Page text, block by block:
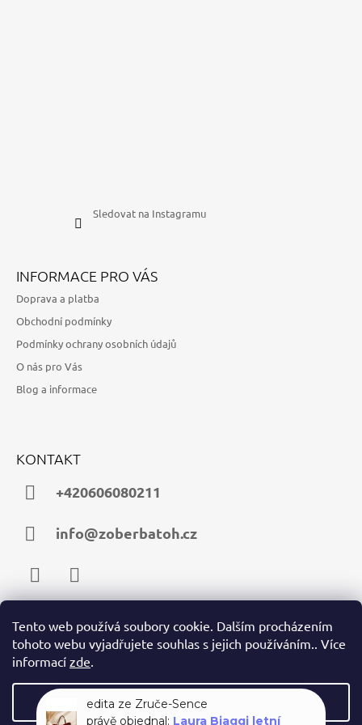
Tento web používá soubory cookie. Dalším procházením
tohoto webu vyjadřujete souhlas s jejich používáním.. Více
informací zde.
Nastavení
Sledovat na Instagramu
INFORMACE PRO VÁS
Doprava a platba
Obchodní podmínky
Podmínky ochrany osobních údajů
O nás pro Vás
Blog a informace
KONTAKT
+420606080211
info@zoberbatoh.cz
FacebookInstagram
PŘIJÍMÁME ONLINE PLATBY